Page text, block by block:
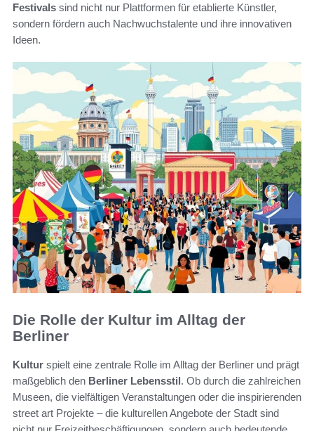
Festivals sind nicht nur Plattformen für etablierte Künstler,
sondern fördern auch Nachwuchstalente und ihre innovativen
Ideen.
Die Rolle der Kultur im Alltag der
Berliner
Kultur spielt eine zentrale Rolle im Alltag der Berliner und prägt
maßgeblich den Berliner Lebensstil. Ob durch die zahlreichen
Museen, die vielfältigen Veranstaltungen oder die inspirierenden
street art Projekte – die kulturellen Angebote der Stadt sind